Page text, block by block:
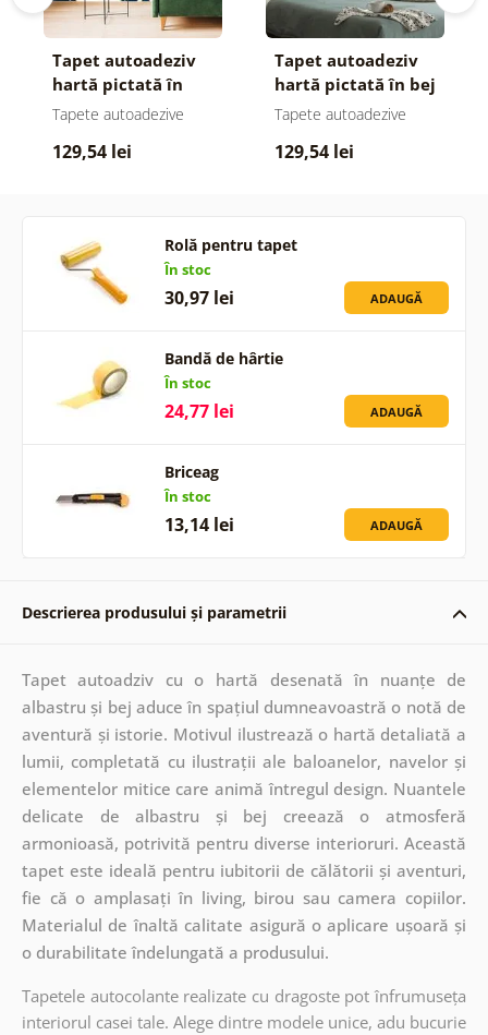
Tapet autoadeziv
hartă pictată în
albastru regal
Tapete autoadezive
129,54 lei
Tapet autoadeziv
hartă pictată în bej
Tapete autoadezive
129,54 lei
Rolă pentru tapet
În stoc
30,97 lei ADAUGĂ
Bandă de hârtie
În stoc
24,77 lei ADAUGĂ
Briceag
În stoc
13,14 lei ADAUGĂ
Descrierea produsului și parametrii
Tapet autoadziv cu o hartă desenată în nuanțe de
albastru și bej aduce în spațiul dumneavoastră o notă de
aventură și istorie. Motivul ilustrează o hartă detaliată a
lumii, completată cu ilustrații ale baloanelor, navelor și
elementelor mitice care animă întregul design. Nuantele
delicate de albastru și bej creează o atmosferă
armonioasă, potrivită pentru diverse interioruri. Această
tapet este ideală pentru iubitorii de călătorii și aventuri,
fie că o amplasați în living, birou sau camera copiilor.
Materialul de înaltă calitate asigură o aplicare ușoară și
o durabilitate îndelungată a produsului.
Tapetele autocolante realizate cu dragoste pot înfrumuseța
interiorul casei tale. Alege dintre modele unice, adu bucurie